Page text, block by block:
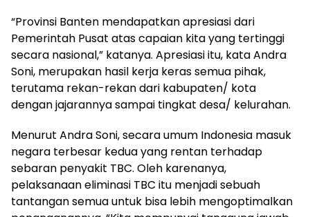
“Provinsi Banten mendapatkan apresiasi dari
Pemerintah Pusat atas capaian kita yang tertinggi
secara nasional,” katanya. Apresiasi itu, kata Andra
Soni, merupakan hasil kerja keras semua pihak,
terutama rekan-rekan dari kabupaten/ kota
dengan jajarannya sampai tingkat desa/ kelurahan.
Menurut Andra Soni, secara umum Indonesia masuk
negara terbesar kedua yang rentan terhadap
sebaran penyakit TBC. Oleh karenanya,
pelaksanaan eliminasi TBC itu menjadi sebuah
tantangan semua untuk bisa lebih mengoptimalkan